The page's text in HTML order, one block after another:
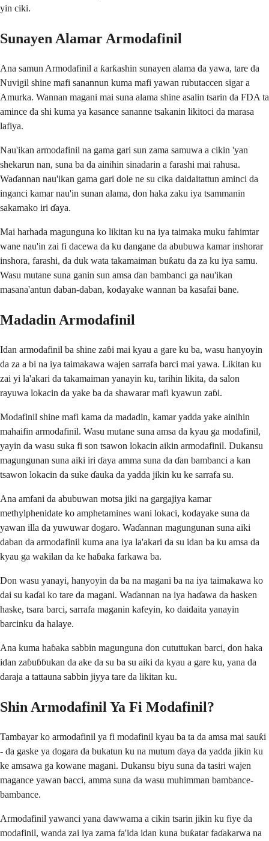
yin ciki.
Sunayen Alamar Armodafinil
Ana samun Armodafinil a ƙarƙashin sunayen alama da yawa, tare da
Nuvigil shine mafi sanannun kuma mafi yawan rubutaccen sigar a
Amurka. Wannan magani mai suna alama shine asalin tsarin da FDA ta
amince da shi kuma ya kasance sananne tsakanin likitoci da marasa
lafiya.
Nau'ikan armodafinil na gama gari sun zama samuwa a cikin 'yan
shekarun nan, suna ba da ainihin sinadarin a farashi mai rahusa.
Waɗannan nau'ikan gama gari dole ne su cika daidaitattun aminci da
inganci kamar nau'in sunan alama, don haka zaku iya tsammanin
sakamako iri ɗaya.
Mai harhada magunguna ko likitan ku na iya taimaka muku fahimtar
wane nau'in zai fi dacewa da ku dangane da abubuwa kamar inshorar
inshora, farashi, da duk wata takamaiman buƙatu da za ku iya samu.
Wasu mutane suna ganin sun amsa ɗan bambanci ga nau'ikan
masana'antun daban-daban, kodayake wannan ba kasafai bane.
Madadin Armodafinil
Idan armodafinil ba shine zaɓi mai kyau a gare ku ba, wasu hanyoyin
da za a bi na iya taimakawa wajen sarrafa barci mai yawa. Likitan ku
zai yi la'akari da takamaiman yanayin ku, tarihin likita, da salon
rayuwa lokacin da yake ba da shawarar mafi kyawun zaɓi.
Modafinil shine mafi kama da madadin, kamar yadda yake ainihin
mahaifin armodafinil. Wasu mutane suna amsa da kyau ga modafinil,
yayin da wasu suka fi son tsawon lokacin aikin armodafinil. Dukansu
magungunan suna aiki iri ɗaya amma suna da ɗan bambanci a kan
tsawon lokacin da suke ɗauka da yadda jikin ku ke sarrafa su.
Ana amfani da abubuwan motsa jiki na gargajiya kamar
methylphenidate ko amphetamines wani lokaci, kodayake suna da
yawan illa da yuwuwar dogaro. Waɗannan magungunan suna aiki
daban da armodafinil kuma ana iya la'akari da su idan ba ku amsa da
kyau ga wakilan da ke haɓaka farkawa ba.
Don wasu yanayi, hanyoyin da ba na magani ba na iya taimakawa ko
dai su kaɗai ko tare da magani. Waɗannan na iya haɗawa da hasken
haske, tsara barci, sarrafa maganin kafeyin, ko daidaita yanayin
barcinku da halaye.
Ana kuma haɓaka sabbin magunguna don cututtukan barci, don haka
idan zaɓuɓɓukan da ake da su ba su aiki da kyau a gare ku, yana da
daraja a tattauna sabbin jiyya tare da likitan ku.
Shin Armodafinil Ya Fi Modafinil?
Tambayar ko armodafinil ya fi modafinil kyau ba ta da amsa mai sauƙi
- da gaske ya dogara da bukatun ku na mutum ɗaya da yadda jikin ku
ke amsawa ga kowane magani. Dukansu biyu suna da tasiri wajen
magance yawan bacci, amma suna da wasu muhimman bambance-
bambance.
Armodafinil yawanci yana dawwama a cikin tsarin jikin ku fiye da
modafinil, wanda zai iya zama fa'ida idan kuna buƙatar faɗakarwa na